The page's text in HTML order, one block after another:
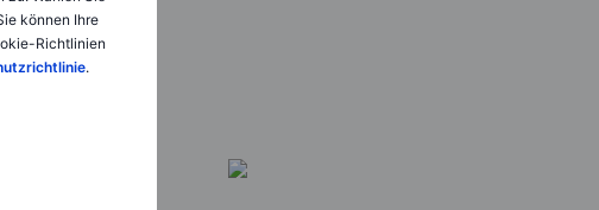
können Ihre
Richtlinien
.